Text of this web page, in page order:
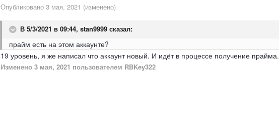
Опубликовано 3 мая, 2021 (изменено)
В 5/3/2021 в 09:44, stan9999 сказал:
прайм есть на этом аккаунте?
19 уровень, я же написал что аккаунт новый. И идёт в процессе получение прайма.
Изменено 3 мая, 2021 пользователем RBKey322